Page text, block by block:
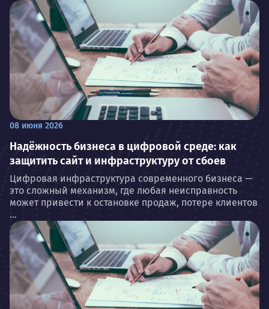
08 июня 2026
Надёжность бизнеса в цифровой среде: как
защитить сайт и инфраструктуру от сбоев
Цифровая инфраструктура современного бизнеса —
это сложный механизм, где любая неисправность
может привести к остановке продаж, потере клиентов
...